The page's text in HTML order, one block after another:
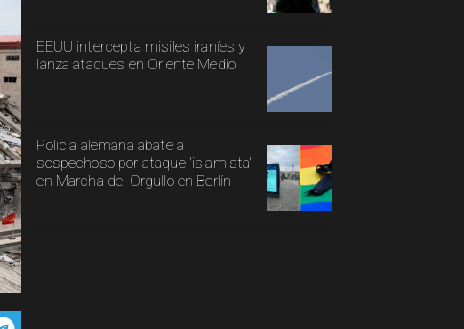
EEUU intercepta misiles iraníes y
lanza ataques en Oriente Medio
Policía alemana abate a
sospechoso por ataque 'islamista'
en Marcha del Orgullo en Berlín